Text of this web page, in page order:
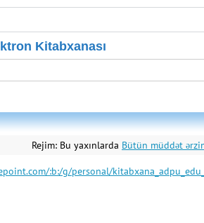
Kitabxanası
Rejim: Bu yaxınlarda Bütün müddət
:b:/g/personal/